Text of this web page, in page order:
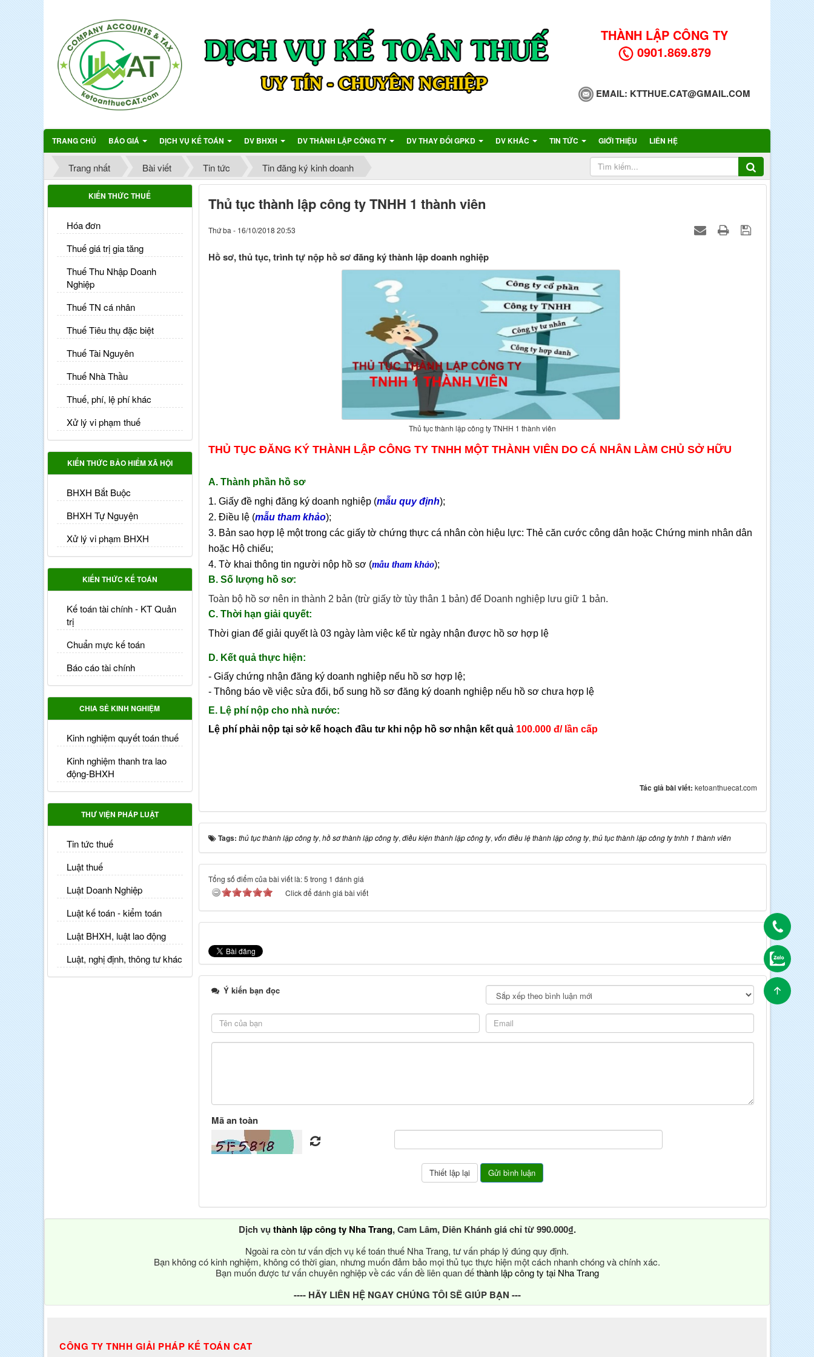
THÀNH LẬP CÔNG TY
0901.869.879
EMAIL: KTTHUE.CAT@GMAIL.COM
TRANG CHỦ BÁO GIÁ DỊCH VỤ KẾ TOÁN DV BHXH DV THÀNH LẬP CÔNG TY DV THAY ĐỔI GPKD DV KHÁC TIN TỨC GIỚI THIỆU LIÊN HỆ
Trang nhất Bài viết Tin tức Tin đăng ký kinh doanh
Thủ tục thành lập công ty TNHH 1 thành viên
Thứ ba - 16/10/2018 20:53
Hồ sơ, thủ tục, trình tự nộp hồ sơ đăng ký thành lập doanh nghiệp
Thủ tục thành lập công ty TNHH 1 thành viên
THỦ TỤC ĐĂNG KÝ THÀNH LẬP CÔNG TY TNHH MỘT THÀNH VIÊN DO CÁ NHÂN LÀM CHỦ SỞ HỮU
A. Thành phần hồ sơ
1. Giấy đề nghị đăng ký doanh nghiệp (mẫu quy định);
2. Điều lệ (mẫu tham khảo);
3. Bản sao hợp lệ một trong các giấy tờ chứng thực cá nhân còn hiệu lực: Thẻ căn cước công dân hoặc Chứng minh nhân dân
hoặc Hộ chiếu;
4. Tờ khai thông tin người nộp hồ sơ (mẫu tham khảo);
B. Số lượng hồ sơ:
Toàn bộ hồ sơ nên in thành 2 bản (trừ giấy tờ tùy thân 1 bản) để Doanh nghiệp lưu giữ 1 bản.
C. Thời hạn giải quyết:
Thời gian để giải quyết là 03 ngày làm việc kể từ ngày nhận được hồ sơ hợp lệ
D. Kết quả thực hiện:
- Giấy chứng nhận đăng ký doanh nghiệp nếu hồ sơ hợp lệ;
- Thông báo về việc sửa đổi, bổ sung hồ sơ đăng ký doanh nghiệp nếu hồ sơ chưa hợp lệ
E. Lệ phí nộp cho nhà nước:
Lệ phí phải nộp tại sở kế hoạch đầu tư khi nộp hồ sơ nhận kết quả 100.000 đ/ lần cấp
Tác giả bài viết: ketoanthuecat.com
Tags: thủ tục thành lập công ty, hồ sơ thành lập công ty, điều kiện thành lập công ty, vốn điều lệ thành lập công ty, thủ tục thành lập công ty tnhh 1 thành viên
Tổng số điểm của bài viết là: 5 trong 1 đánh giá
Click để đánh giá bài viết
Ý kiến bạn đọc
Mã an toàn
KIẾN THỨC THUẾ
Hóa đơn
Thuế giá trị gia tăng
Thuế Thu Nhập Doanh
Nghiệp
Thuế TN cá nhân
Thuế Tiêu thụ đặc biệt
Thuế Tài Nguyên
Thuế Nhà Thầu
Thuế, phí, lệ phí khác
Xử lý vi phạm thuế
KIẾN THỨC BẢO HIỂM XÃ HỘI
BHXH Bắt Buộc
BHXH Tự Nguyện
Xử lý vi phạm BHXH
KIẾN THỨC KẾ TOÁN
Kế toán tài chính - KT Quản
trị
Chuẩn mực kế toán
Báo cáo tài chính
CHIA SẺ KINH NGHIỆM
Kinh nghiệm quyết toán thuế
Kinh nghiệm thanh tra lao
động-BHXH
THƯ VIỆN PHÁP LUẬT
Tin tức thuế
Luật thuế
Luật Doanh Nghiệp
Luật kế toán - kiểm toán
Luật BHXH, luật lao động
Luật, nghị định, thông tư khác
Dịch vụ thành lập công ty Nha Trang, Cam Lâm, Diên Khánh giá chỉ từ 990.000₫.
Ngoài ra còn tư vấn dịch vụ kế toán thuế Nha Trang, tư vấn pháp lý đúng quy định.
Bạn không có kinh nghiệm, không có thời gian, nhưng muốn đảm bảo mọi thủ tục thực hiện một cách nhanh chóng và chính xác.
Bạn muốn được tư vấn chuyên nghiệp về các vấn đề liên quan đếthành lập công ty tại Nha Trang
---- HÃY LIÊN HỆ NGAY CHÚNG TÔI SẼ GIÚP BẠN ---
CÔNG TY TNHH GIẢI PHÁP KẾ TOÁN CAT